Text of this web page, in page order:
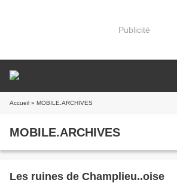
Publicité
Accueil » MOBILE.ARCHIVES
MOBILE.ARCHIVES
Les ruines de Champlieu..oise